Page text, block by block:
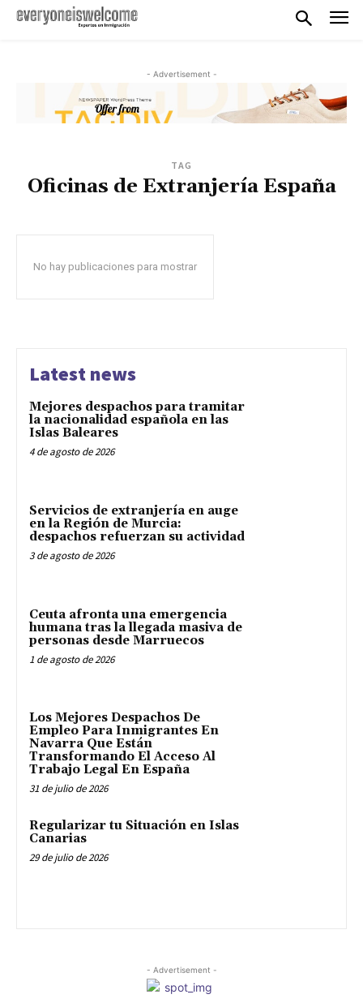
- Advertisement -
TAG
Oficinas de Extranjería España
No hay publicaciones para mostrar
Latest news
Mejores despachos para tramitar
la nacionalidad española en las
Islas Baleares
4 de agosto de 2026
Servicios de extranjería en auge
en la Región de Murcia:
despachos refuerzan su actividad
3 de agosto de 2026
Ceuta afronta una emergencia
humana tras la llegada masiva de
personas desde Marruecos
1 de agosto de 2026
Los Mejores Despachos De
Empleo Para Inmigrantes En
Navarra Que Están
Transformando El Acceso Al
Trabajo Legal En España
31 de julio de 2026
Regularizar tu Situación en Islas
Canarias
29 de julio de 2026
- Advertisement -